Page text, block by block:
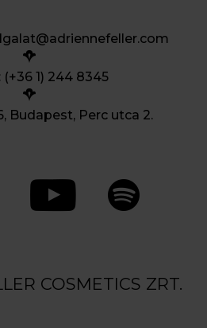
(+36 1) 244 8345
Budapest, Perc utca 2.
COSMETICS ZRT.